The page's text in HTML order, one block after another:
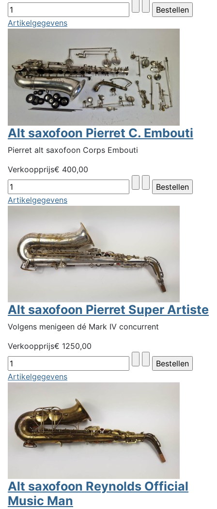
Artikelgegevens
Alt saxofoon Pierret C. Embouti
Pierret alt saxofoon Corps Embouti
Verkoopprijs€ 400,00
Artikelgegevens
Alt saxofoon Pierret Super Artiste
Volgens menigeen dé Mark IV concurrent
Verkoopprijs€ 1250,00
Artikelgegevens
Alt saxofoon Reynolds Official
Music Man